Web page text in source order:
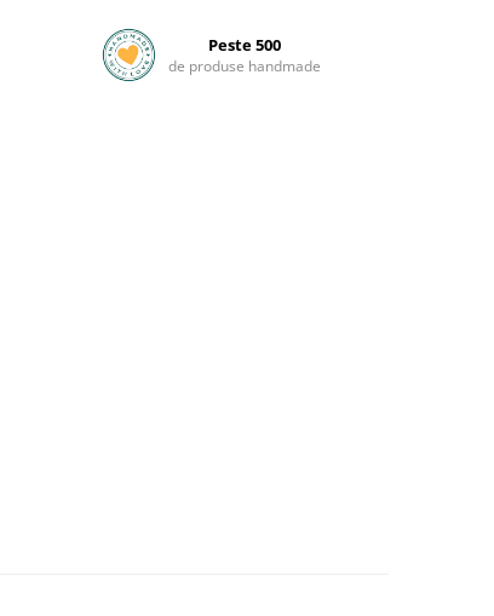
Peste 500
de produse handmade